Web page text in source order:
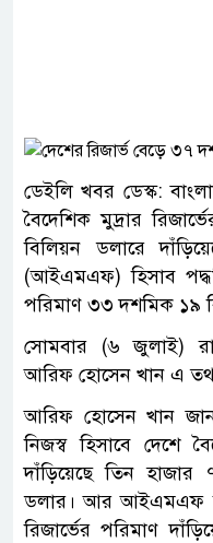
ডেইলি খবর ডেস্ক:
বৈদেশিক মুদ্রার
বিলিয়ন ডলারে
(আইএমএফ) হিসাব
পরিমাণ ৩৩ দশমিক ১৯
সোমবার (৬ জুলাই)
আরিফ হোসেন খান এ
আরিফ হোসেন খান
নিজস্ব হিসাবে দেশে
দাঁড়িয়েছে তিন
ডলার। আর আইএমএফ
রিজার্ভের পরিমাণ